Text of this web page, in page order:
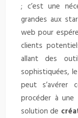
; c’est une
grandes aux
web pour
clients
allant des
sophistiquées,
peut s’avérer
procéder à une
solution de